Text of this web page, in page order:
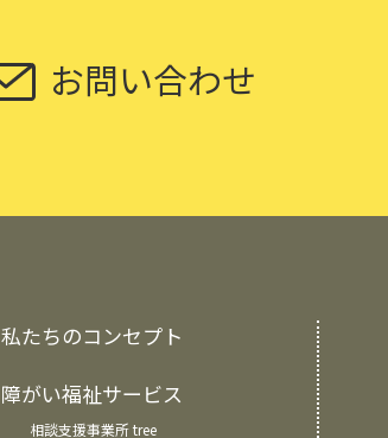
お問い合わせ
私たちのコンセプト
障がい福祉サービス
相談支援事業所 tree